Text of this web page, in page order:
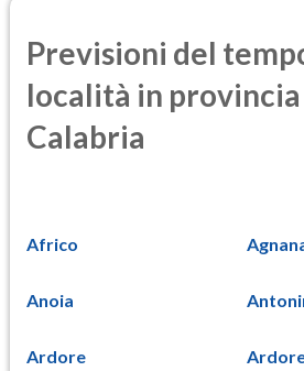
Previsioni del
località in provincia
Calabria
Africo
Anoia
Ardore Ardore